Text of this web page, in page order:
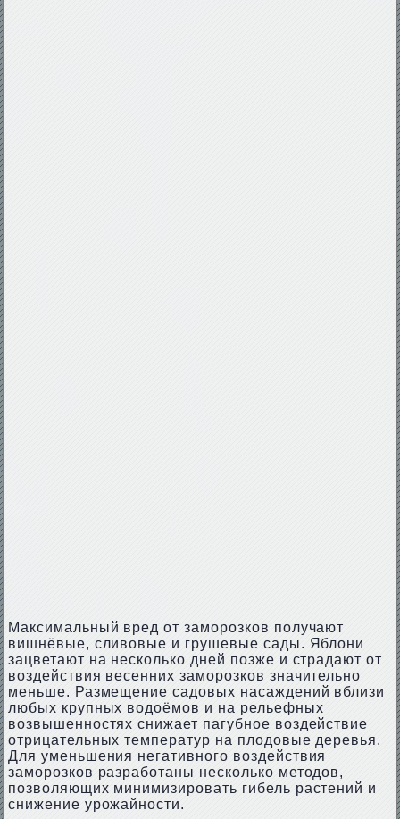
Максимальный вред от заморозков получают
вишнёвые, сливовые и грушевые сады. Яблони
зацветают на несколько дней позже и страдают от
воздействия весенних заморозков значительно
меньше. Размещение садовых насаждений вблизи
любых крупных водоёмов и на рельефных
возвышенностях снижает пагубное воздействие
отрицательных температур на плодовые деревья.
Для уменьшения негативного воздействия
заморозков разработаны несколько методов,
позволяющих минимизировать гибель растений и
снижение урожайности.